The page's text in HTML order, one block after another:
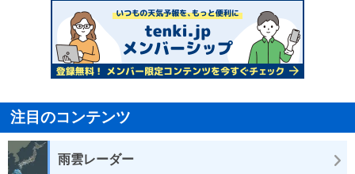
注目のコンテンツ
雨雲レーダー